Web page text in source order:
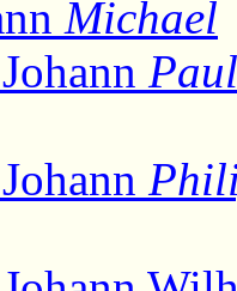
Michael
Paul